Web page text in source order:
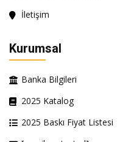
İletişim
Kurumsal
Banka Bilgileri
2025 Katalog
2025 Baskı Fiyat Listesi